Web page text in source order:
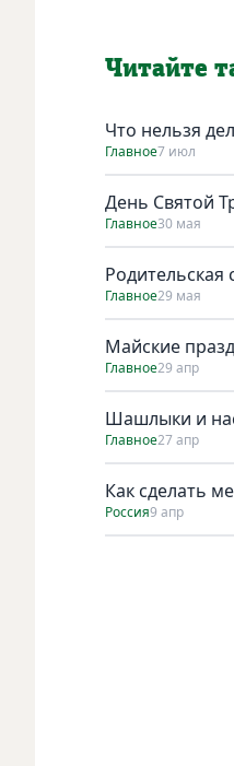
Читайте
Что нельзя
Главное7 июл
День Святой
Главное30 мая
Родительская
Главное29 мая
Майские
Главное29 апр
Шашлыки и
Главное27 апр
Как сделать
Россия9 апр